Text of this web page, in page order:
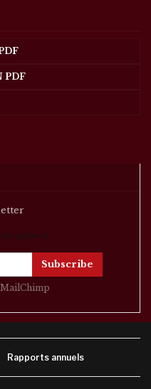
PDF
updated.
Subscribe
Rapports annuels